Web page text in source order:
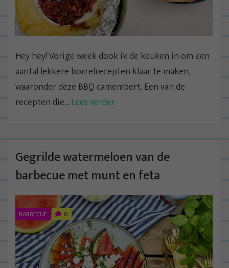
Hey hey! Vorige week dook ik de keuken in om een
aantal lekkere borrelrecepten klaar te maken,
waaronder deze BBQ camembert. Een van de
recepten die... Lees verder
Gegrilde watermeloen van de
barbecue met munt en feta
BARBECUE 0